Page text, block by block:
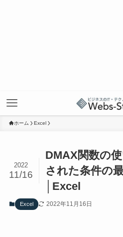
ホーム Excel
DMAX関数の
された条件の
│Excel
2022
11/16
Excel 2022年11月16日